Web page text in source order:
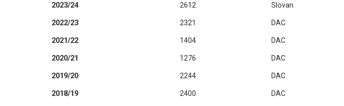
2023/24 2612 Slovan
2022/23 2321 DAC
2021/22 1404 DAC
2020/21 1276 DAC
2019/20 2244 DAC
2018/19 2400 DAC